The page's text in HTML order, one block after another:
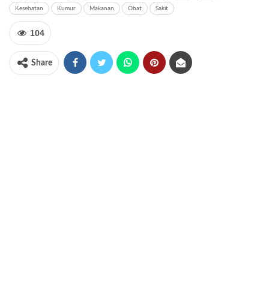
Kesehatan Kumur Makanan Obat Sakit
104
Share